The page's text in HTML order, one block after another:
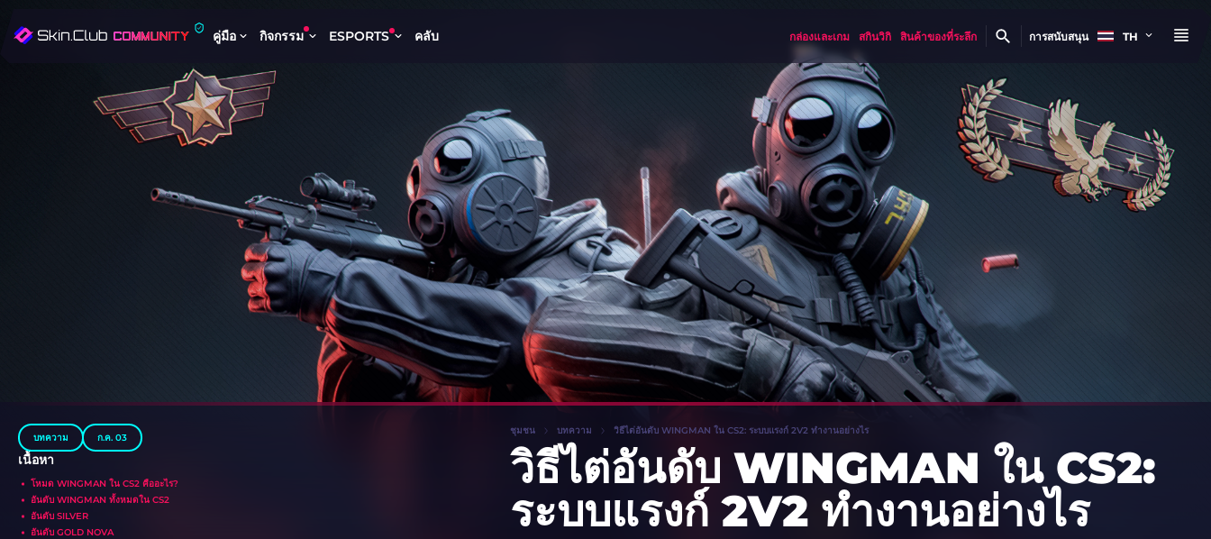
คู่มือ กิจกรรม ESPORTS คลับ กล่องและเกม สกินวิกิ สินค้าของที่ระลึก การสนับสนุน TH
บทความ ก.ค. 03
เนื้อหา
โหมด WINGMAN ใน CS2 คืออะไร?
อันดับ WINGMAN ทั้งหมดใน CS2
อันดับ SILVER
อันดับ GOLD NOVA
ชุมชน บทความ วิธีไต่อันดับ WINGMAN ใน CS2: ระบบแรงก์ 2V2 ทำงานอย่างไร
วิธีไต่อันดับ WINGMAN ใน CS2:
ระบบแรงก์ 2V2 ทำงานอย่างไร